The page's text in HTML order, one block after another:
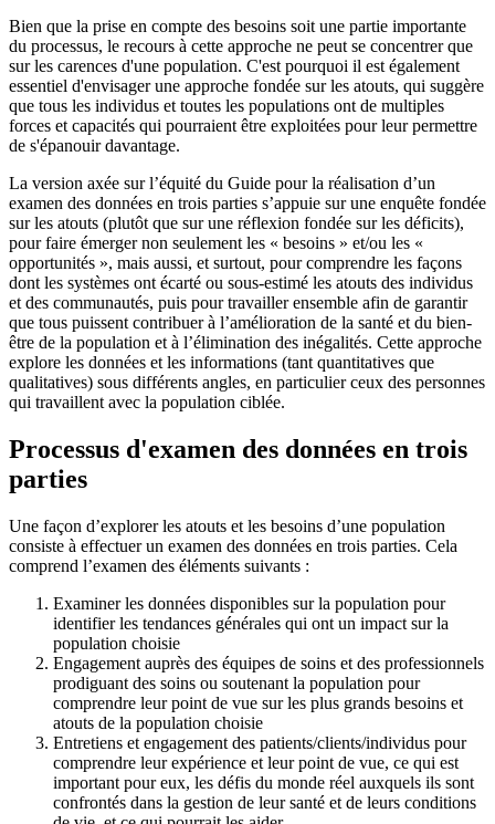
Bien que la prise en compte des besoins soit une partie importante
du processus, le recours à cette approche ne peut se concentrer que
sur les carences d'une population. C'est pourquoi il est également
essentiel d'envisager une approche fondée sur les atouts, qui suggère
que tous les individus et toutes les populations ont de multiples
forces et capacités qui pourraient être exploitées pour leur permettre
de s'épanouir davantage.
La version axée sur l’équité du Guide pour la réalisation d’un
examen des données en trois parties s’appuie sur une enquête fondée
sur les atouts (plutôt que sur une réflexion fondée sur les déficits),
pour faire émerger non seulement les « besoins » et/ou les «
opportunités », mais aussi, et surtout, pour comprendre les façons
dont les systèmes ont écarté ou sous-estimé les atouts des individus
et des communautés, puis pour travailler ensemble afin de garantir
que tous puissent contribuer à l’amélioration de la santé et du bien-
être de la population et à l’élimination des inégalités. Cette approche
explore les données et les informations (tant quantitatives que
qualitatives) sous différents angles, en particulier ceux des personnes
qui travaillent avec la population ciblée.
Processus d'examen des données en trois
parties
Une façon d’explorer les atouts et les besoins d’une population
consiste à effectuer un examen des données en trois parties. Cela
comprend l’examen des éléments suivants :
Examiner les données disponibles sur la population pour
identifier les tendances générales qui ont un impact sur la
population choisie
Engagement auprès des équipes de soins et des professionnels
prodiguant des soins ou soutenant la population pour
comprendre leur point de vue sur les plus grands besoins et
atouts de la population choisie
Entretiens et engagement des patients/clients/individus pour
comprendre leur expérience et leur point de vue, ce qui est
important pour eux, les défis du monde réel auxquels ils sont
confrontés dans la gestion de leur santé et de leurs conditions